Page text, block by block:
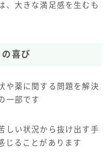
、大きな満足感を生むも
喜び
や薬に関する問題を解決
一部です
しい状況から抜け出す手
じることがあります